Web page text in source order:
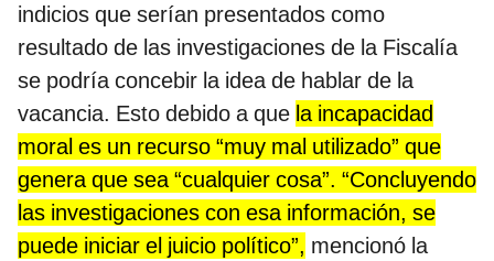
indicios que serían presentados como
resultado de las investigaciones de la Fiscalía
se podría concebir la idea de hablar de la
vacancia. Esto debido a que la incapacidad
moral es un recurso “muy mal utilizado” que
genera que sea “cualquier cosa”. “Concluyendo
las investigaciones con esa información, se
puede iniciar el juicio político”, mencionó la